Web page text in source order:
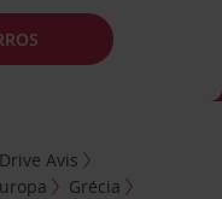
Drive Avis
Grécia